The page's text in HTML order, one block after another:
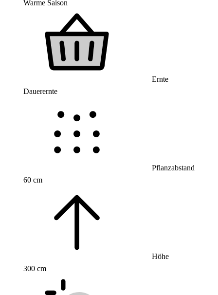
Warme Saison
Ernte
Dauerernte
Pflanzabstand
60 cm
Höhe
300 cm